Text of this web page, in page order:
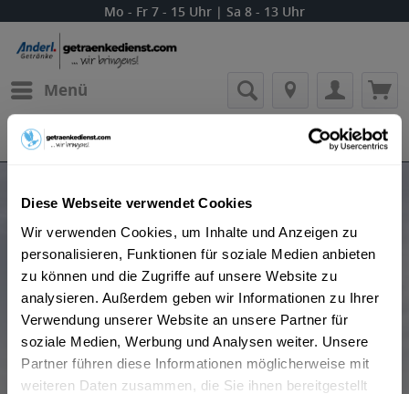
Diese Webseite verwendet Cookies
Wir verwenden Cookies, um Inhalte und Anzeigen zu
personalisieren, Funktionen für soziale Medien anbieten
zu können und die Zugriffe auf unsere Website zu
analysieren. Außerdem geben wir Informationen zu Ihrer
Verwendung unserer Website an unsere Partner für
soziale Medien, Werbung und Analysen weiter. Unsere
Partner führen diese Informationen möglicherweise mit
weiteren Daten zusammen, die Sie ihnen bereitgestellt
Mo - Fr 7 - 15 Uhr | Sa 8 - 13 Uhr
Menü
Bestellung widerrufen
Datenschutzerklärung
Produkte von Graf von Kageneck Wein
Beliebtheit